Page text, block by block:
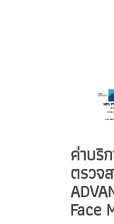
ค่าบริ
ตรวจ
Face